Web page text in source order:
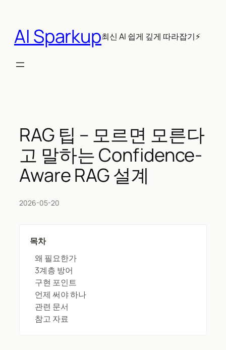
AI Sparkup최신 AI 쉽게 깊게 따라잡기⚡
RAG 팁 – 모르면 모른다
고 말하는 Confidence-
Aware RAG 설계
2026-05-20
목차
왜 필요한가
3계층 방어
구현 포인트
언제 써야 하나
관련 문서
참고 자료